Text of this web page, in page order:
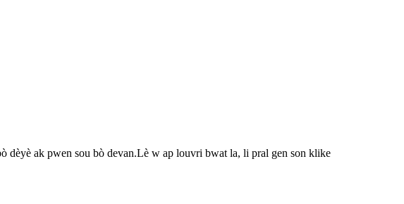
dèyè ak pwen sou bò devan.Lè w ap louvri bwat la, li pral gen son klike